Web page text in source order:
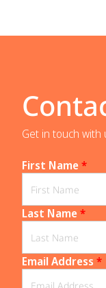
Get in touch with us
First Name*
Last Name*
Email Address *